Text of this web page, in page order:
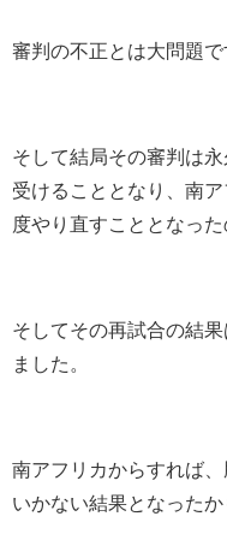
審判の不正とは大問題で
そして結局その審判は
受けることとなり、南
度やり直すこととなった
そしてその再試合の結
ました。
南アフリカからすれば
いかない結果となったか